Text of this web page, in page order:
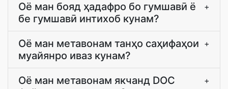
Оё ман бояд ҳадафро бо гумшавӣ ё
бе гумшавӣ интихоб кунам?
+
Оё ман метавонам танҳо саҳифаҳои
муайянро иваз кунам?
+
Оё ман метавонам якчанд DOC
+